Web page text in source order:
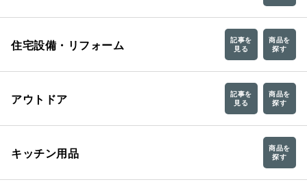
住宅設備・リフォーム
記事を
見る
商品を
探す
アウトドア
記事を
見る
商品を
探す
キッチン用品
商品を
探す